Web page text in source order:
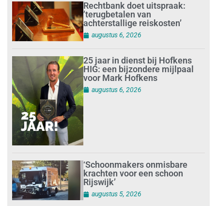
Rechtbank doet uitspraak:
’terugbetalen van
achterstallige reiskosten’
augustus 6, 2026
25 jaar in dienst bij Hofkens
HIG: een bijzondere mijlpaal
voor Mark Hofkens
augustus 6, 2026
‘Schoonmakers onmisbare
krachten voor een schoon
Rijswijk’
augustus 5, 2026